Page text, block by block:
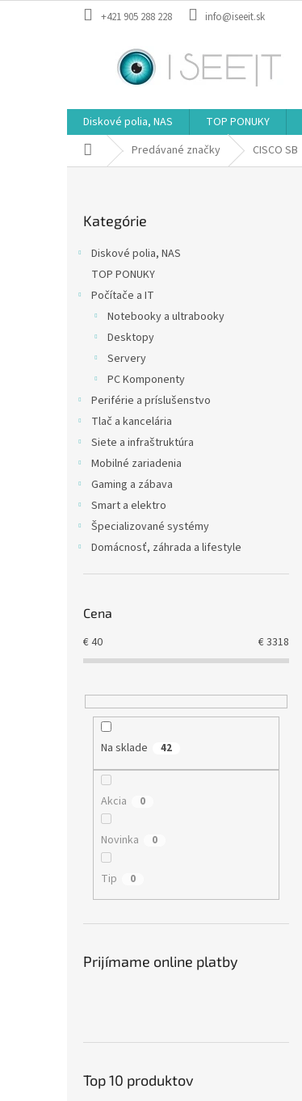
+421 905 288 228 info@iseeit.sk
Diskové polia, NAS TOP PONUKY
DomovPredávané značky CISCO SB
kategórie
Kategórie
Diskové polia, NAS
TOP PONUKY
Počítače a IT
Notebooky a ultrabooky
Desktopy
Servery
PC Komponenty
Periférie a príslušenstvo
Tlač a kancelária
Siete a infraštruktúra
Mobilné zariadenia
Gaming a zábava
Smart a elektro
Špecializované systémy
Domácnosť, záhrada a lifestyle
Cena
€40 €3318
Na sklade 42
Akcia 0
Novinka 0
Tip 0
Prijímame online platby
Top 10 produktov